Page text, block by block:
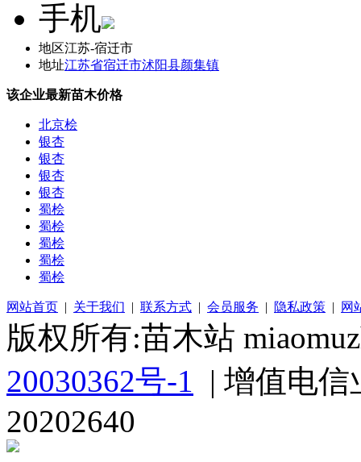
手机
地区江苏-宿迁市
地址江苏省宿迁市沭阳县颜集镇
该企业最新苗木价格
北京桧
银杏
银杏
银杏
银杏
蜀桧
蜀桧
蜀桧
蜀桧
蜀桧
网站首页 | 关于我们 | 联系方式 | 会员服务 | 隐私政策 | 网
版权所有:苗木站
20030362号-1 | 增值电
20202640